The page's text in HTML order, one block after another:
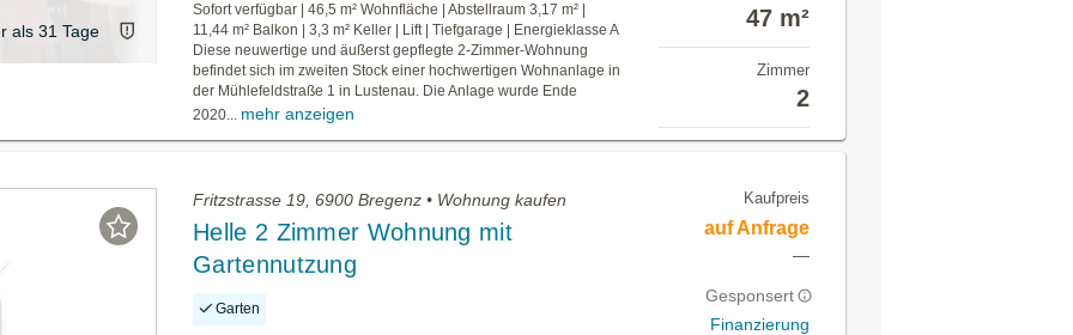
als 31 Tage
Sofort verfügbar | 46,5 m² Wohnfläche | Abstellraum 3,17 m² |
11,44 m² Balkon | 3,3 m² Keller | Lift | Tiefgarage | Energieklasse A
Diese neuwertige und äußerst gepflegte 2-Zimmer-Wohnung
befindet sich im zweiten Stock einer hochwertigen Wohnanlage in
der Mühlefeldstraße 1 in Lustenau. Die Anlage wurde Ende
2020... mehr anzeigen
47 m²
Zimmer
2
Fritzstrasse 19, 6900 Bregenz • Wohnung kaufen
Helle 2 Zimmer Wohnung mit
Gartennutzung
Garten
Kaufpreis
auf Anfrage
—
Gesponsert
Finanzierung